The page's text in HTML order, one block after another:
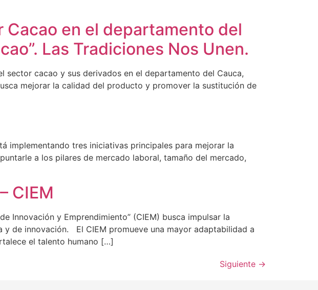
en el departamento del
Las Tradiciones Nos Unen.
sector cacao y sus derivados en el departamento del Cauca,
mejorar la calidad del producto y promover la sustitución de
implementando tres iniciativas principales para mejorar la
a los pilares de mercado laboral, tamaño del mercado,
CIEM
Innovación y Emprendimiento” (CIEM) busca impulsar la
de innovación. El CIEM promueve una mayor adaptabilidad a
el talento humano […]
Siguiente →